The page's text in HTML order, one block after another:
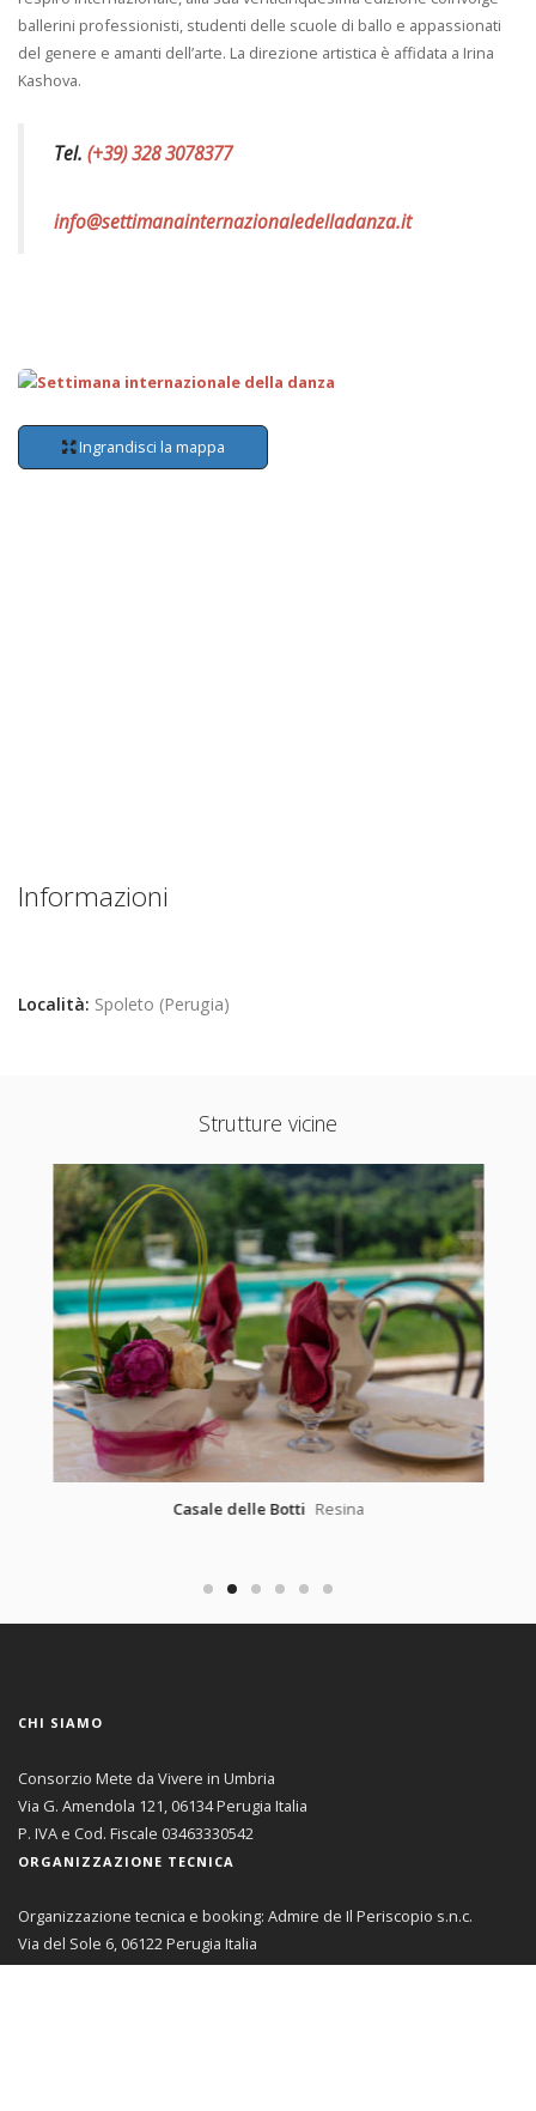
ballerini professionisti, studenti delle scuole di ballo e appassionati
del genere e amanti dell’arte. La direzione artistica è affidata a Irina
Kashova.
Tel. (+39) 328 3078377
info@settimanainternazionaledelladanza.it
Ingrandisci la mappa
Informazioni
Località: Spoleto (Perugia)
Strutture vicine
Casale delle Botti Resina
CHI SIAMO
Consorzio Mete da Vivere in Umbria
Via G. Amendola 121, 06134 Perugia Italia
P. IVA e Cod. Fiscale 03463330542
ORGANIZZAZIONE TECNICA
Organizzazione tecnica e booking: Admire de Il Periscopio s.n.c.
Via del Sole 6, 06122 Perugia Italia
P. IVA 01830040547